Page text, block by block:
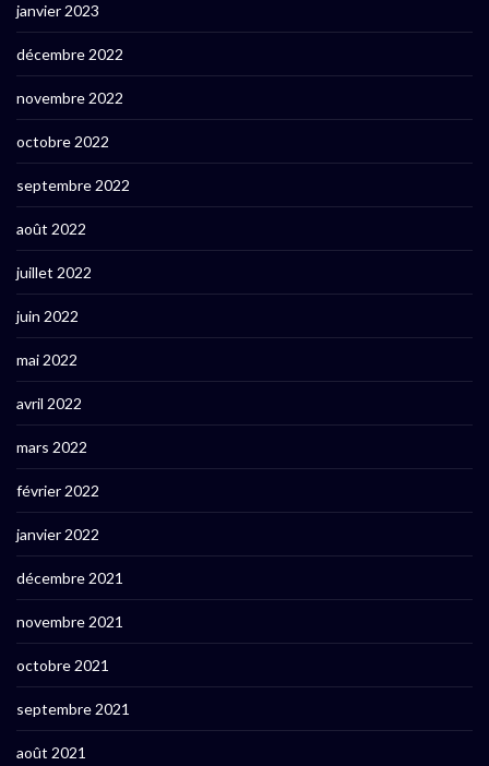
janvier 2023
décembre 2022
novembre 2022
octobre 2022
septembre 2022
août 2022
juillet 2022
juin 2022
mai 2022
avril 2022
mars 2022
février 2022
janvier 2022
décembre 2021
novembre 2021
octobre 2021
septembre 2021
août 2021